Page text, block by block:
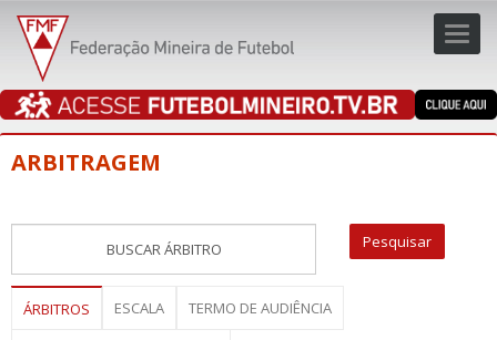
ARBITRAGEM
ÁRBITROS ESCALA TERMO DE AUDIÊNCIA